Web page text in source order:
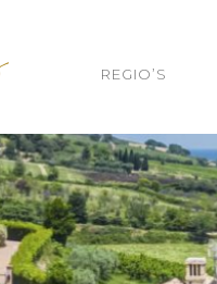
REGIO’S